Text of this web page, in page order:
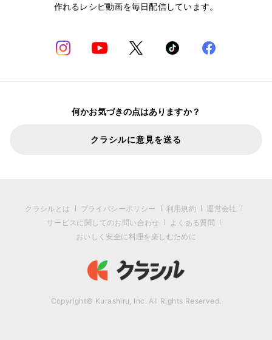
作れるレシピ動画を毎日配信しています。
何かお気づきの点はありますか？
クラシルに意見を送る
クラシルとは プライバシーポリシー 利用規約
運営会社
サービスに関してのお問い合わせ
よくある質問
おいしく安全に料理を楽しむために
Copyright© Kurashiru, Inc. All Rights Reserved.